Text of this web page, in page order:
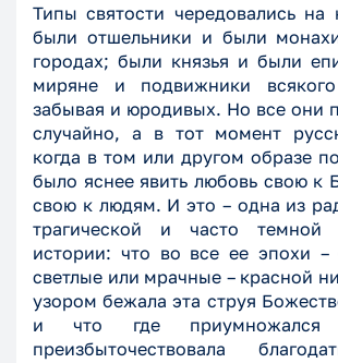
Типы святости чередовались на
были отшельники и были
городах; были князья и были
миряне и подвижники
забывая и юродивых. Но все они
случайно, а в тот момент
когда в том или другом образе
было яснее явить любовь свою к
свою к людям. И это – одна из
трагической и часто
истории: что во все ее эпохи
светлые или мрачные – красной
узором бежала эта струя
и что где приумножался
преизбыточествовала